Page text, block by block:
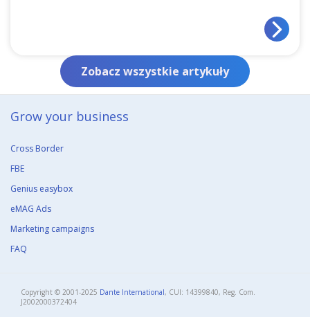
Zobacz wszystkie artykuły
Grow your business​
Cross Border
FBE
Genius easybox
eMAG Ads
Marketing campaigns
FAQ
Copyright © 2001-2025 Dante International, CUI: 14399840, Reg. Com.
J2002000372404​